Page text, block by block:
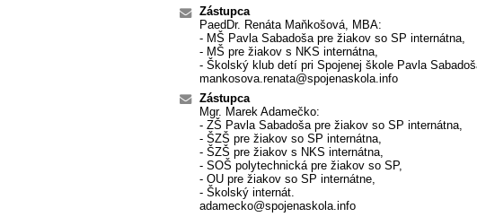
Zástupca
PaedDr. Renáta Maňkošová, MBA:
- MŠ Pavla Sabadoša pre žiakov so SP internátna,
- MŠ pre žiakov s NKS internátna,
- Školský klub detí pri Spojenej škole Pavla
mankosova.renata@spojenaskola.info
Zástupca
Mgr. Marek Adamečko:
- ZŠ Pavla Sabadoša pre žiakov so SP internátna,
- ŠZŠ pre žiakov so SP internátna,
- ŠZŠ pre žiakov s NKS internátna,
- SOŠ polytechnická pre žiakov so SP,
- OU pre žiakov so SP internátne,
- Školský internát.
adamecko@spojenaskola.info